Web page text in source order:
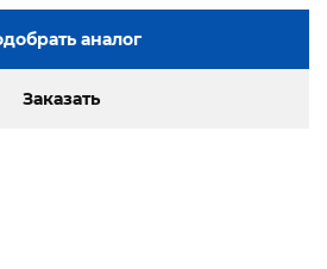
аналог
Заказать